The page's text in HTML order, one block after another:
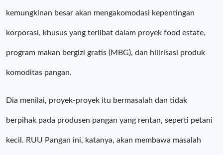
kemungkinan besar akan mengakomodasi kepentingan
korporasi, khusus yang terlibat dalam proyek food estate,
program makan bergizi gratis (MBG), dan hilirisasi produk
komoditas pangan.
Dia menilai, proyek-proyek itu bermasalah dan tidak
berpihak pada produsen pangan yang rentan, seperti petani
kecil. RUU Pangan ini, katanya, akan membawa masalah